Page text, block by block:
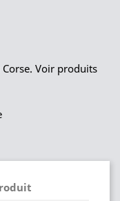
Voir produits